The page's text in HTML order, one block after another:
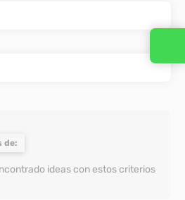
de:
ideas con estos criterios